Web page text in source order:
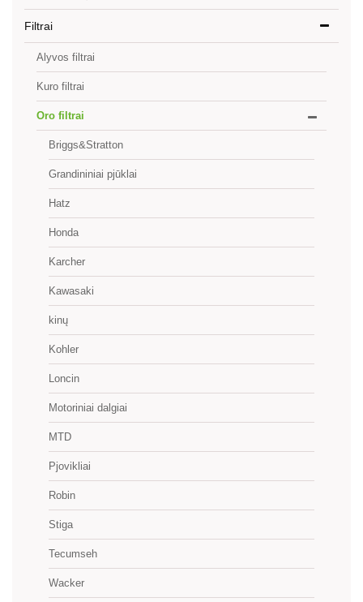
Filtrai
Alyvos filtrai
Kuro filtrai
Oro filtrai
Briggs&Stratton
Grandininiai pjūklai
Hatz
Honda
Karcher
Kawasaki
kinų
Kohler
Loncin
Motoriniai dalgiai
MTD
Pjovikliai
Robin
Stiga
Tecumseh
Wacker